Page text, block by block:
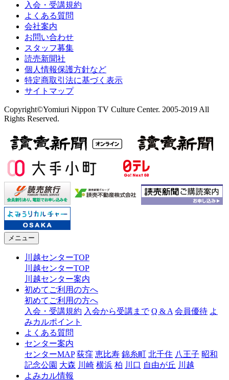
入会・受講規約
よくある質問
会社案内
お問い合わせ
スタッフ募集
読売新聞社
個人情報保護方針など
特定商取引法に基づく表示
サイトマップ
Copyright©Yomiuri Nippon TV Culture Center. 2005-2019 All
Rights Reserved.
メニュー
川越センターTOP
川越センターTOP
川越センター案内
初めてご利用の方へ
初めてご利用の方へ
入会・受講規約 入会から受講まで Q & A 会員優待 よ
みカルポイント
よくある質問
センター案内
センターMAP 荻窪 恵比寿 錦糸町 北千住 八王子 昭和
記念公園 大森 川崎 横浜 柏 川口 自由が丘 川越
よみカル情報